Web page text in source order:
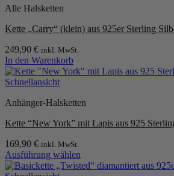
Alle Halsketten
Kette „Carry“ (klein) aus 925er Sterling
249,90 € inkl. MwSt.
In den Warenkorb
Schnellansicht
Anhänger-Halsketten
Kette “New York” mit Lapis aus 925
169,90 € inkl. MwSt.
Ausführung wählen
Dieses